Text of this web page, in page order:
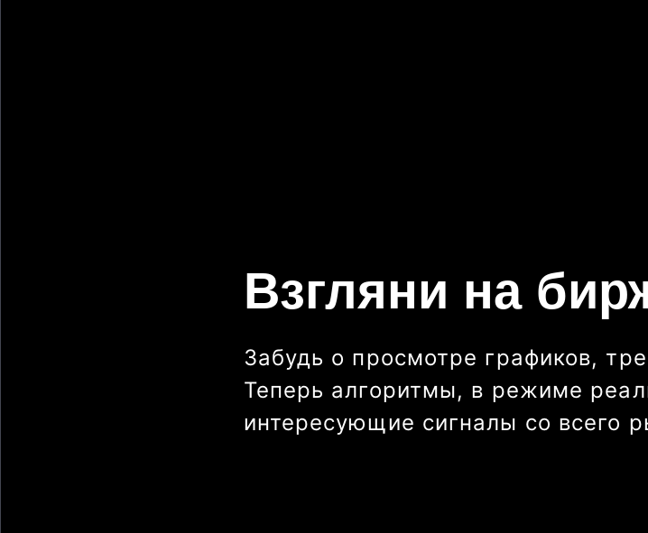
Взгляни на
Забудь о просмотре графиков,
Теперь алгоритмы, в режиме
интересующие сигналы со всего